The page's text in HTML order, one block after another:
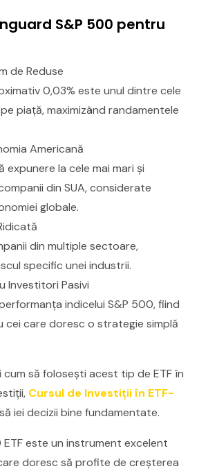
S&P 500 pentru
de Reduse
0,03% este unul dintre cele
piață, maximizând randamentele
Americană
expunere la cele mai mari și
din SUA, considerate
globale.
din multiple sectoare,
specific unei industrii.
Investitori Pasivi
indicelui S&P 500, fiind
cei care doresc o strategie simplă
să folosești acest tip de ETF în
Cursul de Investiții în ETF-
iei decizii bine fundamentate.
este un instrument excelent
doresc să profite de creșterea